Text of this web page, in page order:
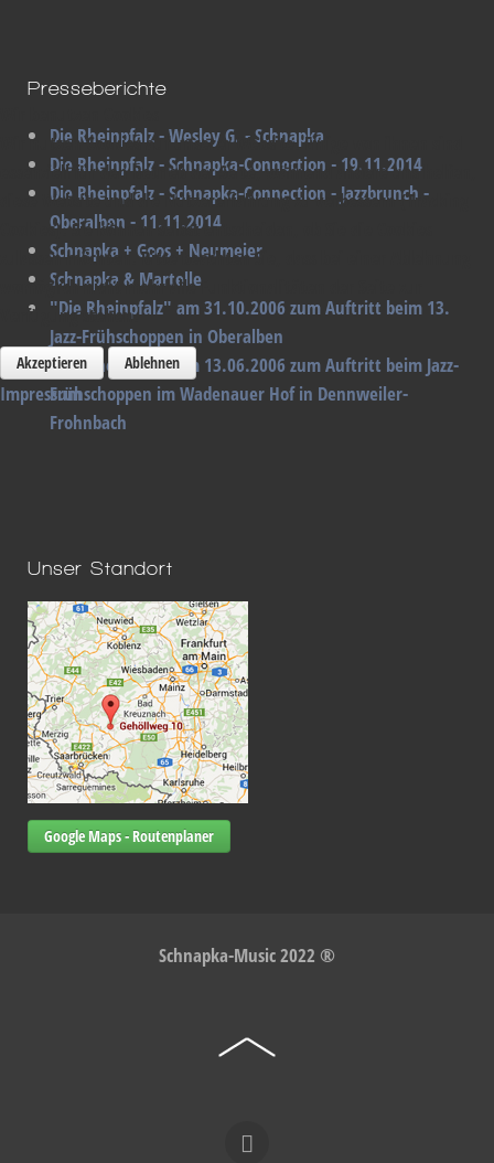
Presseberichte
Die Rheinpfalz - Wesley G. - Schnapka
Die Rheinpfalz - Schnapka-Connection - 19.11.2014
Die Rheinpfalz - Schnapka-Connection - Jazzbrunch -
Oberalben - 11.11.2014
Schnapka + Goos + Neumeier
Schnapka & Martelle
"Die Rheinpfalz" am 31.10.2006 zum Auftritt beim 13.
Jazz-Frühschoppen in Oberalben
"Die Rheinpfalz" am 13.06.2006 zum Auftritt beim Jazz-
Frühschoppen im Wadenauer Hof in Dennweiler-
Frohnbach
Unser Standort
Google Maps - Routenplaner
Schnapka-Music 2022 ®
Wir nutzen Cookies auf unserer Website. Einige von ihnen sind
essenziell für den Betrieb der Seite, während andere uns helfen,
diese Website und die Nutzererfahrung zu verbessern (Tracking
Cookies). Sie können selbst entscheiden, ob Sie die Cookies
zulassen möchten. Bitte beachten Sie, dass bei einer Ablehnung
womöglich nicht mehr alle Funktionalitäten der Seite zur
Verfügung stehen.
Akzeptieren Ablehnen
Impressum